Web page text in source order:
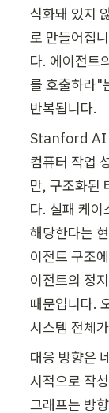
식화돼 있지
로 만들어집
다. 에이전트
를 호출하라"
반복됩니다.
Stanford AI
컴퓨터 작업
만, 구조화된
다. 실패 케이
해당한다는
이전트 구조
이전트의 정
때문입니다.
시스템 전체
대응 방향은
시적으로 작
그래프는 방